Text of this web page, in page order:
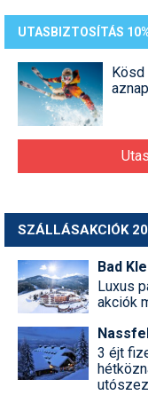
UTASBIZTOSÍTÁS
Kösd
SZÁLLÁSAKCIÓK
Bad
Luxus
akciók
3 éjt